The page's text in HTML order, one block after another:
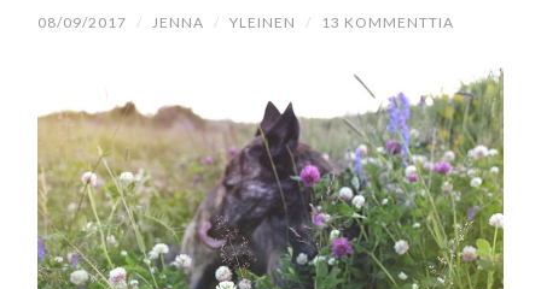
08/09/2017 / JENNA / YLEINEN / 13 KOMMENTTIA